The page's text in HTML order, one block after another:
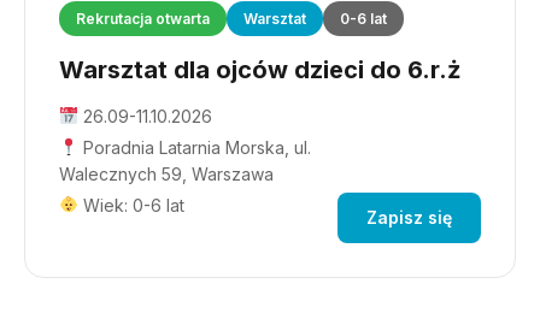
Rekrutacja otwarta Warsztat 0-6 lat
Warsztat dla ojców dzieci do 6.r.ż
26.09-11.10.2026
Poradnia Latarnia Morska, ul.
Walecznych 59, Warszawa
Wiek: 0-6 lat
Zapisz się